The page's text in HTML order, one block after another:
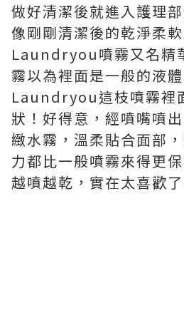
做好清潔後就進入護理
像剛剛清潔後的乾淨柔軟
Laundryou噴霧又名精
霧以為裡面是一般的液體
Laundryou這枝噴霧裡
狀！好得意，經噴嘴噴
緻水霧，溫柔貼合面部
力都比一般噴霧來得更
越噴越乾，實在太喜歡